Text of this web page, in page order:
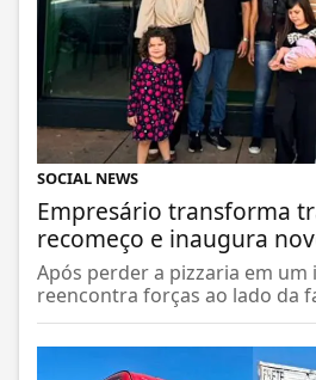
SOCIAL NEWS
Empresário transforma
recomeço e inaugura
Após perder a pizzaria em um
reencontra forças ao lado da